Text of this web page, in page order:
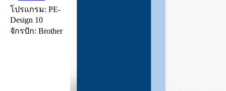
โปรแกรม: PE-
Design 10
จักรปัก: Brother